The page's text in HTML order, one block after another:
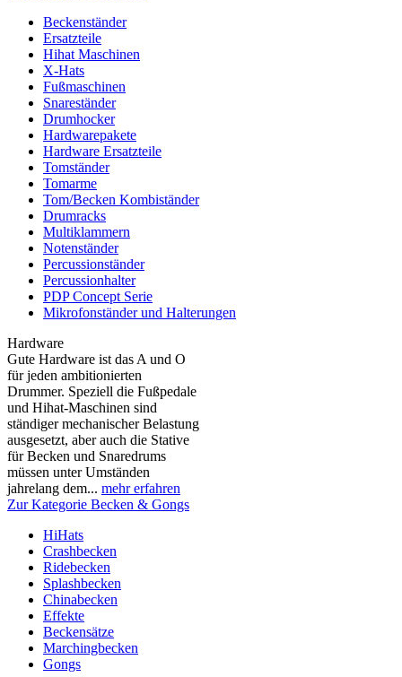
Beckenständer
Ersatzteile
Hihat Maschinen
X-Hats
Fußmaschinen
Snareständer
Drumhocker
Hardwarepakete
Hardware Ersatzteile
Tomständer
Tomarme
Tom/Becken Kombiständer
Drumracks
Multiklammern
Notenständer
Percussionständer
Percussionhalter
PDP Concept Serie
Mikrofonständer und Halterungen
Hardware
Gute Hardware ist das A und O
für jeden ambitionierten
Drummer. Speziell die Fußpedale
und Hihat-Maschinen sind
ständiger mechanischer Belastung
ausgesetzt, aber auch die Stative
für Becken und Snaredrums
müssen unter Umständen
jahrelang dem... mehr erfahren
Zur Kategorie Becken & Gongs
HiHats
Crashbecken
Ridebecken
Splashbecken
Chinabecken
Effekte
Beckensätze
Marchingbecken
Gongs